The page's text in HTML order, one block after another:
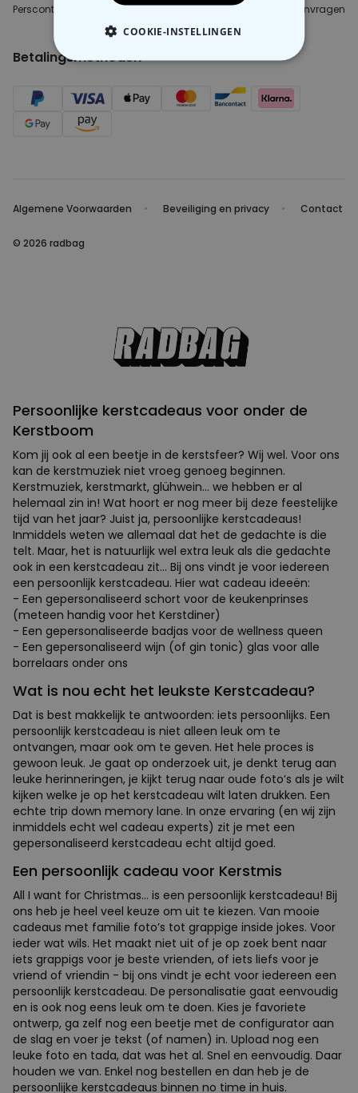
Perscontact Blogger/Youtuber B2B aanvragen
Betalingsmethoden
Algemene Voorwaarden Beveiliging en privacy Contact
© 2026 radbag
Persoonlijke kerstcadeaus voor onder de
Kerstboom
Kom jij ook al een beetje in de kerstsfeer? Wij wel. Voor ons
kan de kerstmuziek niet vroeg genoeg beginnen.
Kerstmuziek, kerstmarkt, glühwein… we hebben er al
helemaal zin in! Wat hoort er nog meer bij deze feestelijke
tijd van het jaar? Juist ja, persoonlijke kerstcadeaus!
Inmiddels weten we allemaal dat het de gedachte is die
telt. Maar, het is natuurlijk wel extra leuk als die gedachte
ook in een kerstcadeau zit… Bij ons vindt je voor iedereen
een persoonlijk kerstcadeau. Hier wat cadeau ideeën:
- Een gepersonaliseerd schort voor de keukenprinses
(meteen handig voor het Kerstdiner)
- Een gepersonaliseerde badjas voor de wellness queen
- Een gepersonaliseerd wijn (of gin tonic) glas voor alle
borrelaars onder ons
Wat is nou echt het leukste Kerstcadeau?
Dat is best makkelijk te antwoorden: iets persoonlijks. Een
persoonlijk kerstcadeau is niet alleen leuk om te
ontvangen, maar ook om te geven. Het hele proces is
gewoon leuk. Je gaat op onderzoek uit, je denkt terug aan
leuke herinneringen, je kijkt terug naar oude foto’s als je wilt
kijken welke je op het kerstcadeau wilt laten drukken. Een
echte trip down memory lane. In onze ervaring (en wij zijn
inmiddels echt wel cadeau experts) zit je met een
gepersonaliseerd kerstcadeau echt altijd goed.
Een persoonlijk cadeau voor Kerstmis
All I want for Christmas… is een persoonlijk kerstcadeau! Bij
ons heb je heel veel keuze om uit te kiezen. Van mooie
cadeaus met familie foto’s tot grappige inside jokes. Voor
ieder wat wils. Het maakt niet uit of je op zoek bent naar
iets grappigs voor je beste vrienden, of iets liefs voor je
vriend of vriendin - bij ons vindt je echt voor iedereen een
persoonlijk kerstcadeau. De personalisatie gaat eenvoudig
en is ook nog eens leuk om te doen. Kies je favoriete
ontwerp, ga zelf nog een beetje met de configurator aan
de slag en voer je tekst (of namen) in. Upload nog een
leuke foto en tada, dat was het al. Snel en eenvoudig. Daar
houden we van. Enkel nog bestellen en dan heb je de
persoonlijke kerstcadeaus binnen no time in huis.
COOKIE-INSTELLINGEN
NOODZAKELIJK
PERFORMANCE